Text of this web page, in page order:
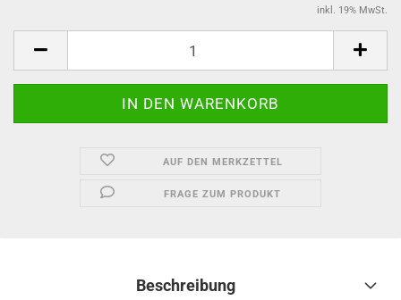
inkl. 19% MwSt.
AUF DEN MERKZETTEL
FRAGE ZUM PRODUKT
Beschreibung